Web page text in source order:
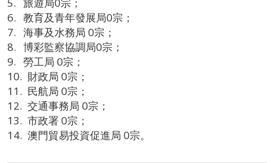
教育及青年發展局0宗；
海事及水務局 0宗；
博彩監察協調局0宗；
勞工局 0宗；
財政局 0宗；
民航局 0宗；
交通事務局 0宗；
市政署 0宗；
澳門貿易投資促進局 0宗。